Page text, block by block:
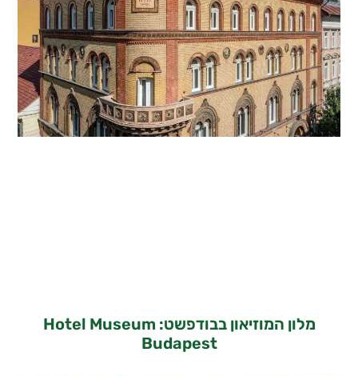
מלון המוזיאון בבודפשט: Hotel Museum
Budapest